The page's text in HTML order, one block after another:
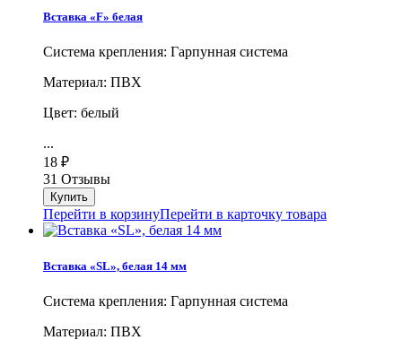
Вставка «F» белая
Система крепления: Гарпунная система
Материал: ПВХ
Цвет: белый
...
18 ₽
31 Отзывы
Перейти в корзинуПерейти в карточку товара
Вставка «SL», белая 14 мм
Система крепления: Гарпунная система
Материал: ПВХ